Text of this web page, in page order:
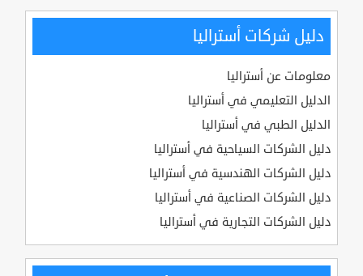
دليل شركات أستراليا
معلومات عن أستراليا
الدليل التعليمي في أستراليا
الدليل الطبي في أستراليا
دليل الشركات السياحية في أستراليا
دليل الشركات الهندسية في أستراليا
دليل الشركات الصناعية في أستراليا
دليل الشركات التجارية في أستراليا